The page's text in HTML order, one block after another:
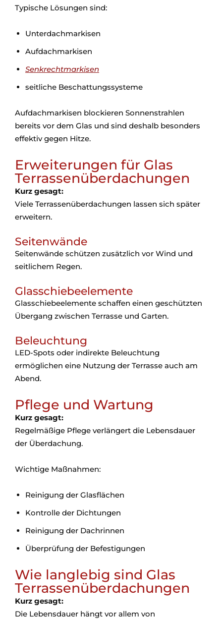
Typische Lösungen sind:
Unterdachmarkisen
Aufdachmarkisen
Senkrechtmarkisen
seitliche Beschattungssysteme
Aufdachmarkisen blockieren Sonnenstrahlen
bereits vor dem Glas und sind deshalb besonders
effektiv gegen Hitze.
Erweiterungen für Glas
Terrassenüberdachungen
Kurz gesagt:
Viele Terrassenüberdachungen lassen sich später
erweitern.
Seitenwände
Seitenwände schützen zusätzlich vor Wind und
seitlichem Regen.
Glasschiebeelemente
Glasschiebeelemente schaffen einen geschützten
Übergang zwischen Terrasse und Garten.
Beleuchtung
LED-Spots oder indirekte Beleuchtung
ermöglichen eine Nutzung der Terrasse auch am
Abend.
Pflege und Wartung
Kurz gesagt:
Regelmäßige Pflege verlängert die Lebensdauer
der Überdachung.
Wichtige Maßnahmen:
Reinigung der Glasflächen
Kontrolle der Dichtungen
Reinigung der Dachrinnen
Überprüfung der Befestigungen
Wie langlebig sind Glas
Terrassenüberdachungen
Kurz gesagt:
Die Lebensdauer hängt vor allem von